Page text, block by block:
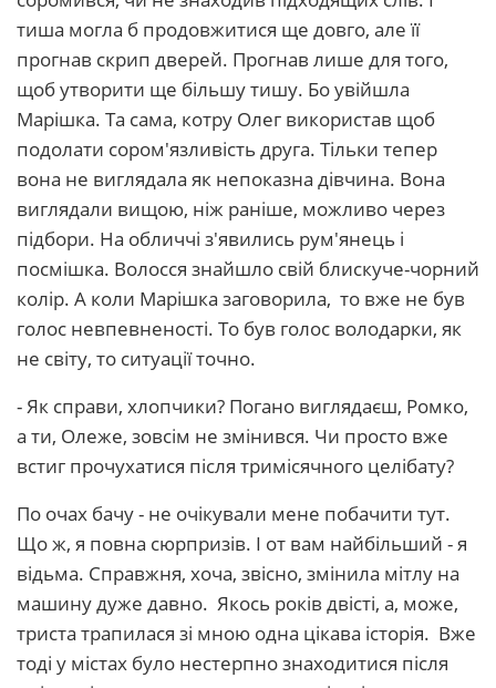
тиша могла б продовжитися ще довго, але її
прогнав скрип дверей. Прогнав лише для того,
щоб утворити ще більшу тишу. Бо увійшла
Марішка. Та сама, котру Олег використав щоб
подолати сором'язливість друга. Тільки тепер
вона не виглядала як непоказна дівчина. Вона
виглядали вищою, ніж раніше, можливо через
підбори. На обличчі з'явились рум'янець і
посмішка. Волосся знайшло свій блискуче-чорний
колір. А коли Марішка заговорила, то вже не був
голос невпевненості. То був голос володарки, як
не світу, то ситуації точно.
- Як справи, хлопчики? Погано виглядаєш, Ромко,
а ти, Олеже, зовсім не змінився. Чи просто вже
встиг прочухатися після тримісячного целібату?
По очах бачу - не очікували мене побачити тут.
Що ж, я повна сюрпризів. І от вам найбільший - я
відьма. Справжня, хоча, звісно, змінила мітлу на
машину дуже давно. Якось років двісті, а, може,
триста трапилася зі мною одна цікава історія. Вже
тоді у містах було нестерпно знаходитися після